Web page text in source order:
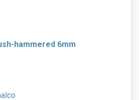
hammered 6mm